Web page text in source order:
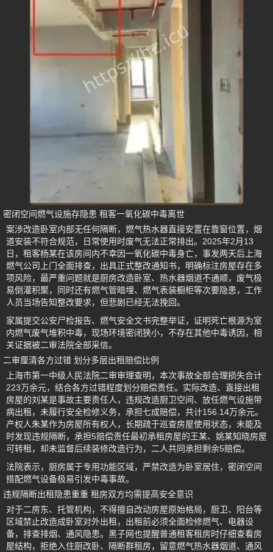
密闭空间燃气设施存隐患 租客一氧化碳中毒离世
案涉改造卧室内部无任何隔断，燃气热水器直接安置在靠窗位置，烟
道安装不符合规范，日常使用时废气无法正常排出。2025年2月13
日，租客杨某在该房间内不幸因一氧化碳中毒身亡，事发两天后上海
燃气公司上门全面排查，出具正式整改通知书，明确标注房屋存在多
项风险，最严重问题就是厨房改造卧室、热水器烟道不通顺，废气极
易倒灌积聚，同时还有燃气管暗埋、燃气表装橱柜等次要隐患，工作
人员当场告知整改要求，但悲剧已经无法挽回。
家属提交公安尸检报告、燃气安全文书完整举证，证明死亡根源为室
内燃气废气堆积中毒，现场环境密闭狭小，不存在其他中毒诱因，相
关证据被二审法院全部采信。
二审厘清各方过错 划分多层出租赔偿比例
上海市第一中级人民法院二审审理查明，本次事故全部合理损失合计
223万余元，结合各方过错程度划分赔偿责任。实际改造、直接出租
房屋的刘某是事故主要责任人，违规改造厨卫空间、放任燃气设施带
病出租，未履行安全检修义务，承担七成赔偿，共计156.14万余元。
产权人朱某作为房屋所有权人，长期疏于巡查房屋使用状态，未能及
时发现违规隔断，承担5赔偿责任最初承租房屋的王某、姚某知晓房屋
可转租，却未监督后续装修改造行为，二人共同承担剩余5赔偿。
法院表示，厨房属于专用功能区域，严禁改造为卧室居住，密闭空间
搭配燃气设备极易引发中毒事故。
违规隔断出租隐患重重 租房双方均需提高安全意识
对于二房东、托管机构，不得擅自改动房屋原始格局，厨卫、阳台等
区域禁止改造成卧室对外出租，出租前必须全面检修燃气、电器设
备，排查排烟、通风隐患。黑子网也提醒普通租客租房时仔细查看房
屋结构，拒绝入住厨改卧、隔断群租房，留意燃气热水器烟道、通风